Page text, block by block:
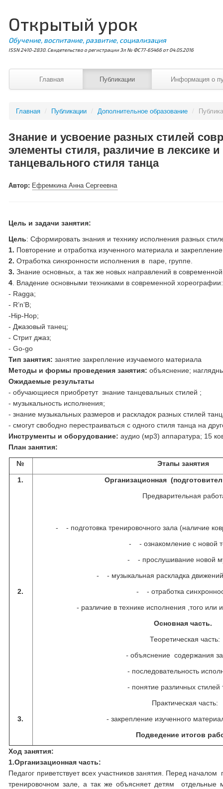
Открытый урок
Обучение, воспитание, развитие, социализация
ISSN 2410-2830. Свидетельство о регистрации Эл № ФС77-65466 от 04.05.2016
Главная Публикации Информация о
Главная / Публикации / Дополнительное образование /
Знание и усвоение разных стилей
элементы стиля, различие в лексике
танцевального стиля танца
Автор: Ефремкина Анна Сергеевна
Цель и задачи занятия:
Цель: Сформировать знания и технику исполнения разных
1. Повторение и отработка изученного материала и
2.Отработка синхронности исполнения в паре, группе.
3.Знание основных, а так же новых направлений в
4 . Владение основными техниками в современной хореографии:
- Ragga;
- R’n’B;
-Hip-Hop;
- Джазовый танец;
- Стрит джаз;
- Go-go
Тип занятия:занятие закрепление изучаемого материала
Методы и формы проведения занятия:объяснение;
Ожидаемые результаты
- обучающиеся приобретут знание танцевальных стилей ;
- музыкальность исполнения;
- знание музыкальных размеров и раскладок разных стилей
- смогут свободно перестраиваться с одного стиля танца на
Инструменты и оборудование:аудио (мр3) аппаратура; 15
План занятия:
№ Этапы занятия
1.
2.
3.
Организационная
Предварительная
- - подготовка тренировочного зала (наличие
- - ознакомление с новой
- - прослушивание новой
- - музыкальная раскладка
- - отработка
- различие в технике исполнения ,того или
Основная часть.
Теоретическая часть:
-объяснение содержания
- последовательность
- понятие различных стилей
Практическая часть:
- закрепление изученного
Подведение итогов
Ход занятия:
1.Организационная часть:
Педагог приветствует всех участников занятия. Перед
тренировочном зале, а так же объясняет детям